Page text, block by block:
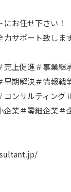
お任せ下さい！
サポート致しま
売上促進＃事業継
早期解決＃情報戦
コンサルティング
企業＃零細企業＃